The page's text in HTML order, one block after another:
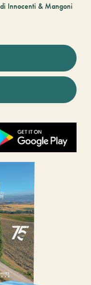
Innocenti & Mangoni